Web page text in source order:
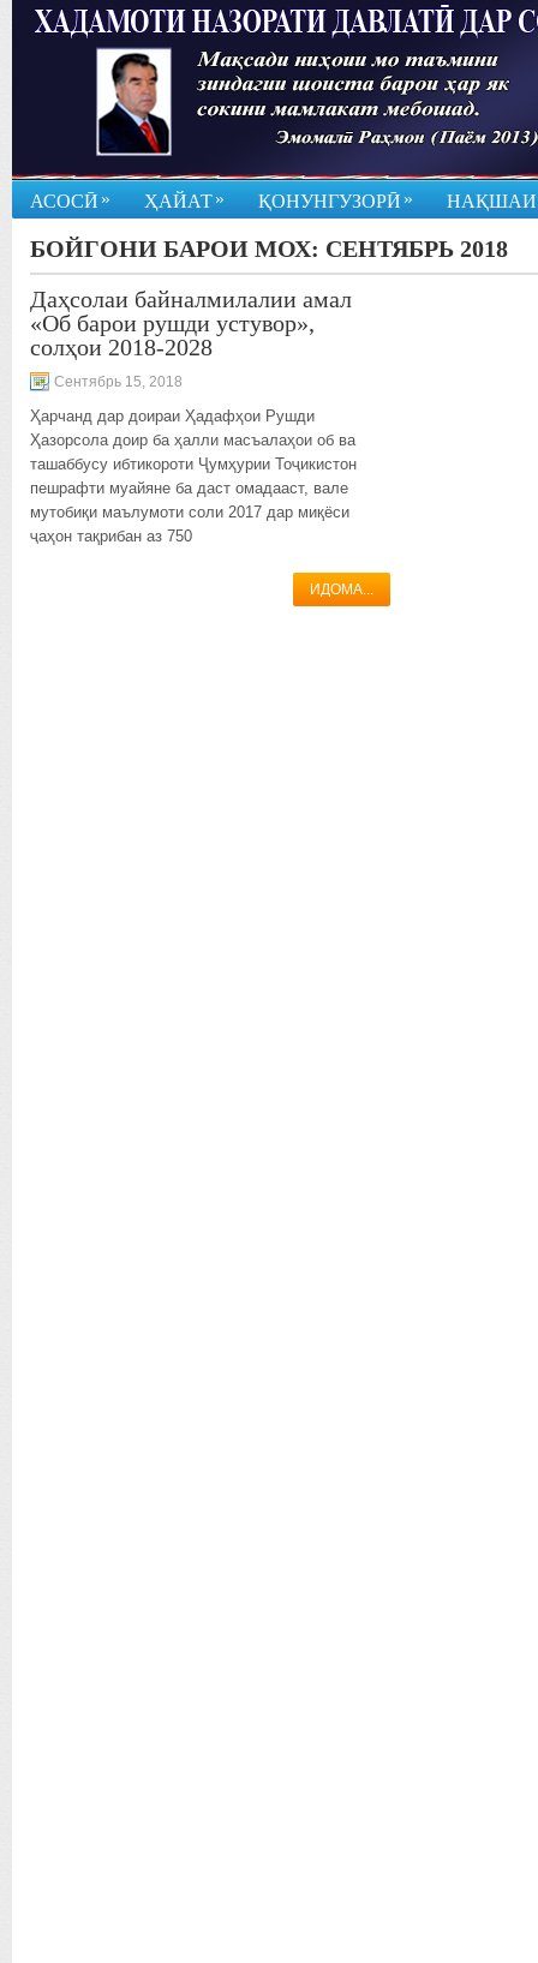
АСОСӢ » ҲАЙАТ» ҚОНУНГУЗОРӢ »
БОЙГОНИ БАРОИ МОХ: СЕНТЯБРЬ 2018
Даҳсолаи байналмилалии амал
«Об барои рушди устувор»,
солҳои 2018-2028
Сентябрь 15, 2018
Ҳарчанд дар доираи Ҳадафҳои Рушди
Ҳазорсола доир ба ҳалли масъалаҳои об ва
ташаббусу ибтикороти Ҷумҳурии Тоҷикистон
пешрафти муайяне ба даст омадааст, вале
мутобиқи маълумоти соли 2017 дар миқёси
ҷаҳон тақрибан аз 750
ИДОМА...